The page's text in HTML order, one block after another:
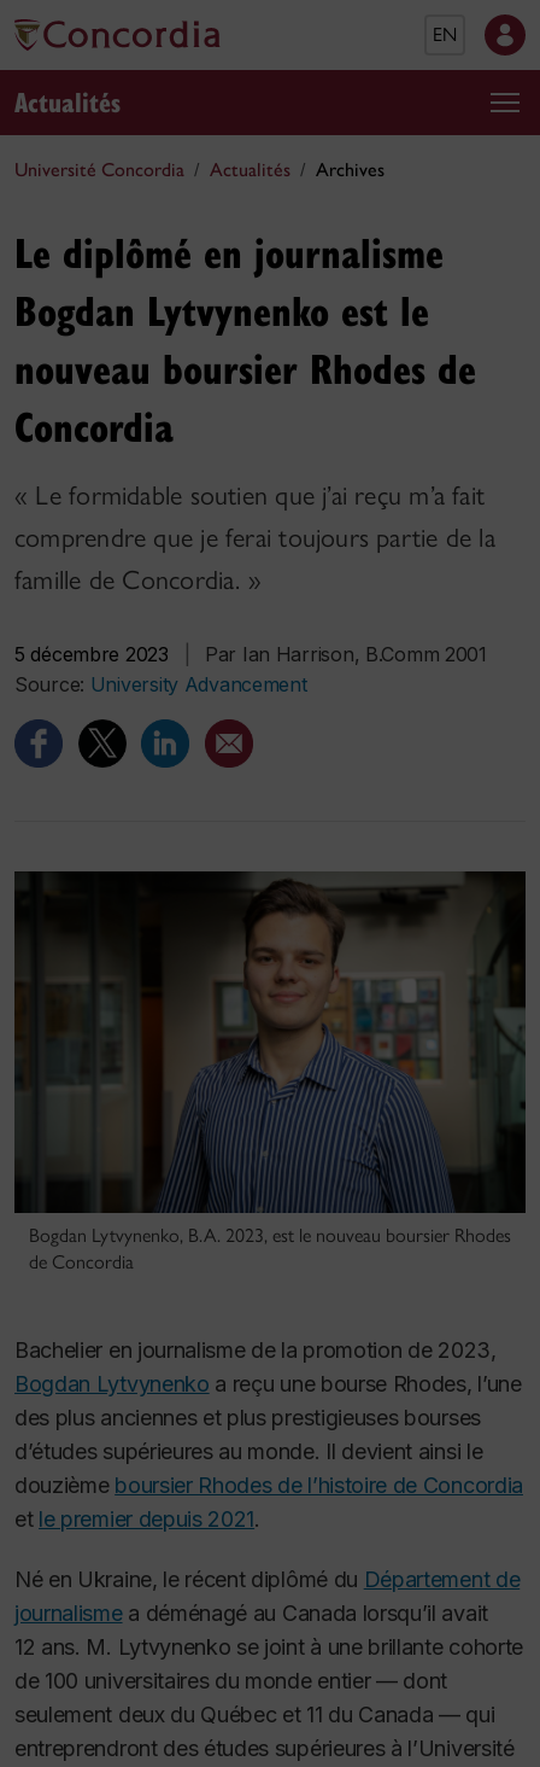
EN
Actualités
Université Concordia Actualités Archives
Le diplômé en journalisme
Bogdan Lytvynenko est le
nouveau boursier Rhodes de
Concordia
« Le formidable soutien que j’ai reçu m’a fait
comprendre que je ferai toujours partie de la
famille de Concordia. »
5 décembre 2023
Par Ian Harrison, B.Comm 2001
Source: University Advancement
Bogdan Lytvynenko, B.A. 2023, est le nouveau boursier Rhodes
de Concordia
Bachelier en journalisme de la promotion de 2023,
Bogdan Lytvynenko a reçu une bourse Rhodes, l’une
des plus anciennes et plus prestigieuses bourses
d’études supérieures au monde. Il devient ainsi le
douzième boursier Rhodes de l’histoire de Concordia
et le premier depuis 2021.
Né en Ukraine, le récent diplômé du Département de
journalismea déménagé au Canada lorsqu’il avait
12 ans. M. Lytvynenko se joint à une brillante cohorte
de 100 universitaires du monde entier — dont
seulement deux du Québec et 11 du Canada — qui
entreprendront des études supérieures à l’Université